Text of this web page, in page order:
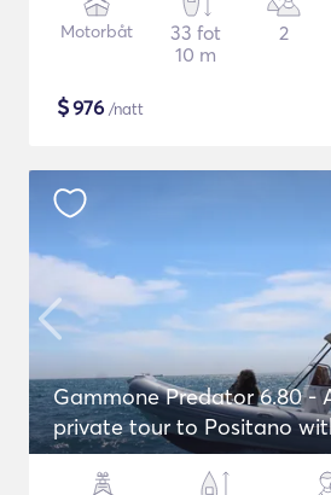
Motorbåt
33 fot
10 m
2
$976 /natt
Gammone Predator 6.80 -
private tour to Positano